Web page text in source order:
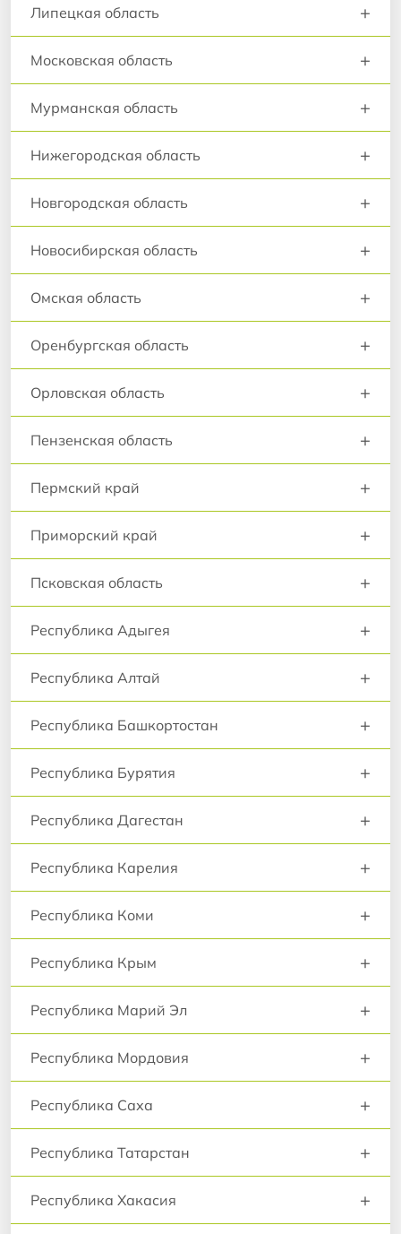
Липецкая область +
Московская область +
Мурманская область +
Нижегородская область +
Новгородская область +
Новосибирская область +
Омская область +
Оренбургская область +
Орловская область +
Пензенская область +
Пермский край +
Приморский край +
Псковская область +
Республика Адыгея +
Республика Алтай +
Республика Башкортостан +
Республика Бурятия +
Республика Дагестан +
Республика Карелия +
Республика Коми +
Республика Крым +
Республика Марий Эл +
Республика Мордовия +
Республика Саха +
Республика Татарстан +
Республика Хакасия +